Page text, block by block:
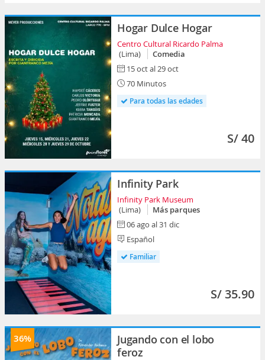
Hogar Dulce Hogar
Centro Cultural Ricardo Palma
(Lima)
Comedia
15 oct al 29 oct
70 Minutos
Para todas las edades
S/ 40
Infinity Park
Infinity Park Museum
(Lima)
Más parques
06 ago al 31 dic
Español
Familiar
S/ 35.90
36%
Jugando con el lobo
feroz